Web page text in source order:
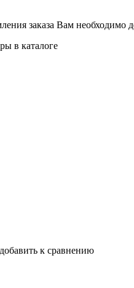
заказа Вам необходимо
в каталоге
к сравнению